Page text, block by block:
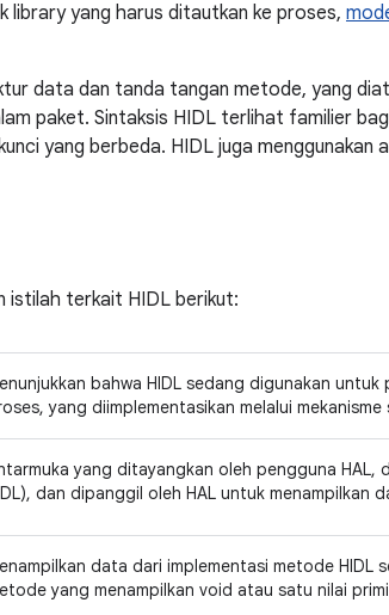
library yang harus ditautkan ke proses,
data dan tanda tangan metode, yang
paket. Sintaksis HIDL terlihat familier
yang berbeda. HIDL juga menggunakan
istilah terkait HIDL berikut:
bahwa HIDL sedang digunakan
yang diimplementasikan melalui
yang ditayangkan oleh pengguna HAL,
dan dipanggil oleh HAL untuk menampilkan
data dari implementasi metode HIDL
yang menampilkan void atau satu nilai